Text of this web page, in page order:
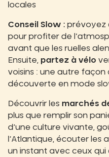
locales
Conseil Slow : prévoyez
pour profiter de
avant que les ruelles
Ensuite, partez à vélo
voisins : une autre façon
découverte en mode
Découvrir les marchés
plus que remplir son
d’une culture vivante,
l’Atlantique, écouter les
un instant avec ceux